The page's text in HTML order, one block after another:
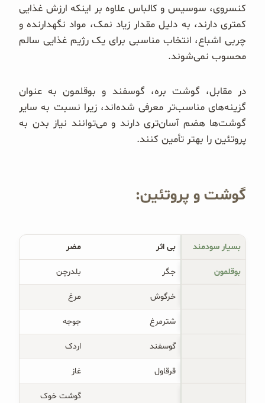
کنسروی، سوسیس و کالباس علاوه بر اینکه ارزش غذایی
کمتری دارند، به دلیل مقدار زیاد نمک، مواد نگهدارنده و
چربی اشباع، انتخاب مناسبی برای یک رژیم غذایی سالم
محسوب نمی‌شوند.
در مقابل، گوشت بره، گوسفند و بوقلمون به عنوان
گزینه‌های مناسب‌تر معرفی شده‌اند، زیرا نسبت به سایر
گوشت‌ها هضم آسان‌تری دارند و می‌توانند نیاز بدن به
پروتئین را بهتر تأمین کنند.
گوشت و پروتئین:
بسیار سودمند بی اثر مضر
بوقلمون جگر بلدرچن
خرگوش مرغ
شترمرغ جوجه
گوسفند اردک
قرقاول غاز
گوشت خوک